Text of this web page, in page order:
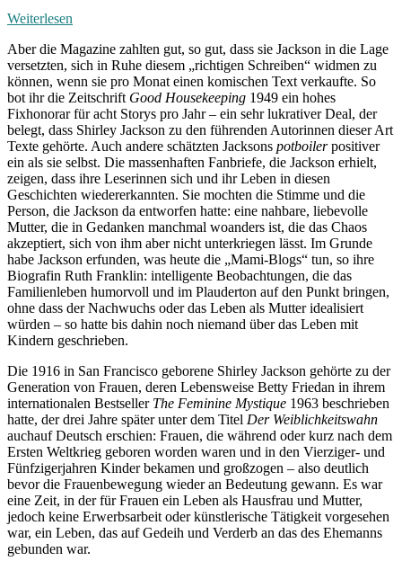
Weiterlesen
zwei
Gesichter
der
Shirley
Jackson
Aber die Magazine zahlten gut, so gut, dass sie Jackson in die Lage
versetzten, sich in Ruhe diesem „richtigen Schreiben“ widmen zu
können, wenn sie pro Monat einen komischen Text verkaufte. So
bot ihr die Zeitschrift Good Housekeeping 1949 ein hohes
Fixhonorar für acht Storys pro Jahr – ein sehr lukrativer Deal, der
belegt, dass Shirley Jackson zu den führenden Autorinnen dieser Art
Texte gehörte. Auch andere schätzten Jacksons potboilerpositiver
ein als sie selbst. Die massenhaften Fanbriefe, die Jackson erhielt,
zeigen, dass ihre Leserinnen sich und ihr Leben in diesen
Geschichten wiedererkannten. Sie mochten die Stimme und die
Person, die Jackson da entworfen hatte: eine nahbare, liebevolle
Mutter, die in Gedanken manchmal woanders ist, die das Chaos
akzeptiert, sich von ihm aber nicht unterkriegen lässt. Im Grunde
habe Jackson erfunden, was heute die „Mami-Blogs“ tun, so ihre
Biografin Ruth Franklin: intelligente Beobachtungen, die das
Familienleben humorvoll und im Plauderton auf den Punkt bringen,
ohne dass der Nachwuchs oder das Leben als Mutter idealisiert
würden – so hatte bis dahin noch niemand über das Leben mit
Kindern geschrieben.
Die 1916 in San Francisco geborene Shirley Jackson gehörte zu der
Generation von Frauen, deren Lebensweise Betty Friedan in ihrem
internationalen Bestseller The Feminine Mystique 1963 beschrieben
hatte, der drei Jahre später unter dem Titel Der Weiblichkeitswahn
auchauf Deutsch erschien: Frauen, die während oder kurz nach dem
Ersten Weltkrieg geboren worden waren und in den Vierziger- und
Fünfzigerjahren Kinder bekamen und großzogen – also deutlich
bevor die Frauenbewegung wieder an Bedeutung gewann. Es war
eine Zeit, in der für Frauen ein Leben als Hausfrau und Mutter,
jedoch keine Erwerbsarbeit oder künstlerische Tätigkeit vorgesehen
war, ein Leben, das auf Gedeih und Verderb an das des Ehemanns
gebunden war.